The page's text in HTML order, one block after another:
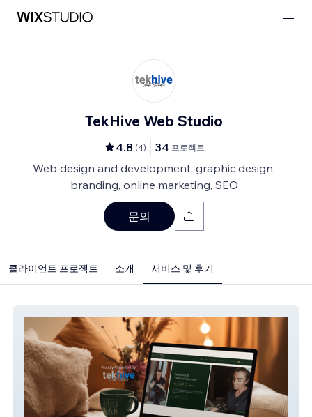
TekHive Web Studio
4.8 (4) 34 프로젝트
Web design and development, graphic design,
branding, online marketing, SEO
문의
클라이언트 프로젝트 소개 서비스 및 후기